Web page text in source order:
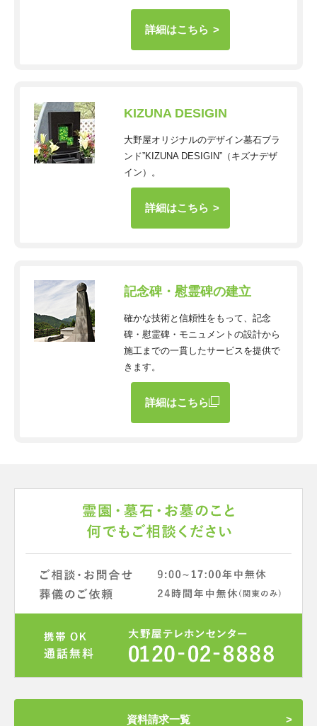
詳細はこちら
KIZUNA DESIGIN
大野屋オリジナルのデザイン墓石ブラ
ンド”KIZUNA DESIGIN”（キズナデザ
イン）。
詳細はこちら
記念碑・慰霊碑の建立
確かな技術と信頼性をもって、記念
碑・慰霊碑・モニュメントの設計から
施工までの一貫したサービスを提供で
きます。
詳細はこちら
資料請求一覧